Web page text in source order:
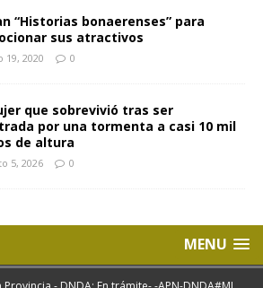
“Historias bonaerenses” para
sus atractivos
19, 2020 0
que sobrevivió tras ser
por una tormenta a casi 10 mil
de altura
5, 2026 0
MENU